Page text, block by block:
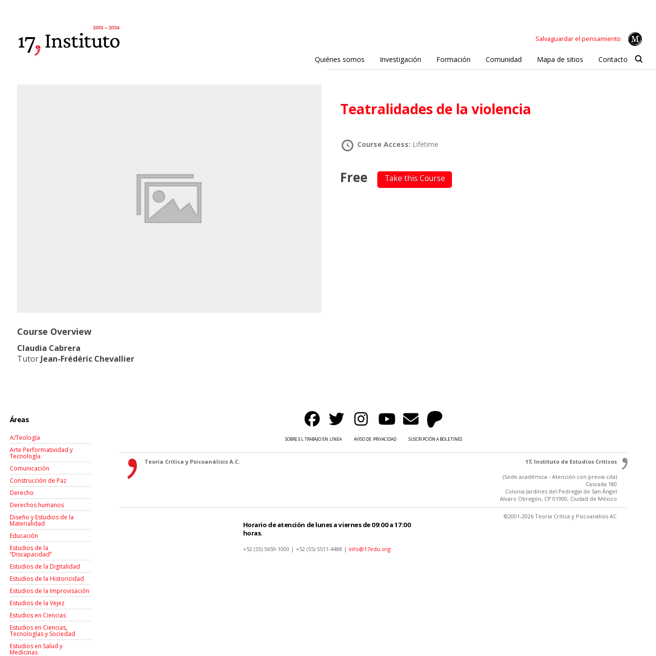
Salvaguardar el pensamiento
Quiénes somos Investigación Formación Comunidad Mapa de sitios Contacto
Teatralidades de la violencia
Course Access: Lifetime
Free Take this Course
Course Overview
Claudia Cabrera
Tutor Jean-Frédéric Chevallier
Áreas
A/Teología
Arte Performatividad y
Tecnología
Comunicación
Construcción de Paz
Derecho
Derechos humanos
Diseño y Estudios de la
Materialidad
Educación
Estudios de la
“Discapacidad”
Estudios de la Digitalidad
Estudios de la Historicidad
Estudios de la Improvisación
Estudios de la Vejez
Estudios en Ciencias
Estudios en Ciencias,
Tecnologías y Sociedad
Estudios en Salud y
Medicinas
SOBRE EL TRABAJO EN LÍNEA AVISO DE PRIVACIDAD SUSCRIPCIÓN A BOLETINES
Teoría Crítica y Psicoanálisis A.C. 17, Instituto de Estudios Críticos
(Sede académica - Atención con previa cita)
Cascada 180
Colonia Jardínes del Pedregal de San Ángel
Alvaro Obregón, CP 01900, Ciudad de México
Horario de atención de lunes a viernes de 09:00 a 17:00
horas.
+52 (55) 5659-1000 | +52 (55) 5511-4488 | info@17edu.org
©2001-2026 Teoría Crítica y Psicoanálisis AC